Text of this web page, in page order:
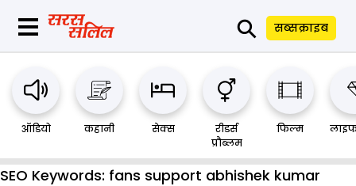
⚲ सब्सक्राइब
ऑडियो कहानी सेक्स
रीडर्स
प्रौब्लम
फिल्म
SEO Keywords: fans support abhishek kumar